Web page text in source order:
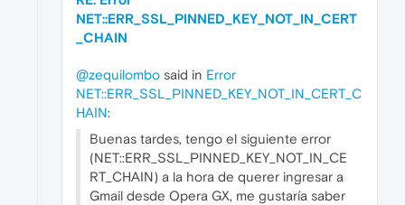
NET::ERR_SSL_PINNED_KEY_NOT_IN_CERT
_CHAIN
@zequilombo said in Error
NET::ERR_SSL_PINNED_KEY_NOT_IN_CERT_C
HAIN:
Buenas tardes, tengo el siguiente error
(NET::ERR_SSL_PINNED_KEY_NOT_IN_CE
RT_CHAIN) a la hora de querer ingresar a
Gmail desde Opera GX, me gustaría saber